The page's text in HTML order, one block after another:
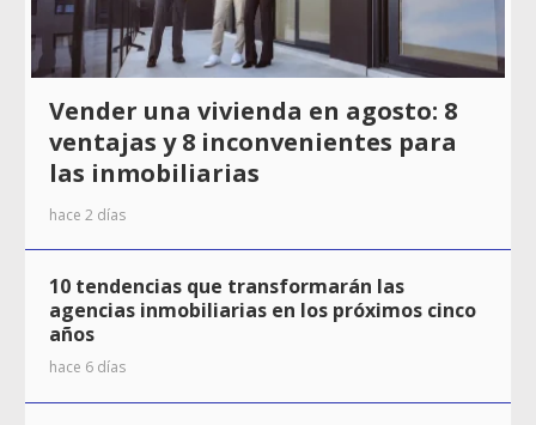
Vender una vivienda en agosto: 8
ventajas y 8 inconvenientes para
las inmobiliarias
hace 2 días
10 tendencias que transformarán las
agencias inmobiliarias en los próximos cinco
años
hace 6 días